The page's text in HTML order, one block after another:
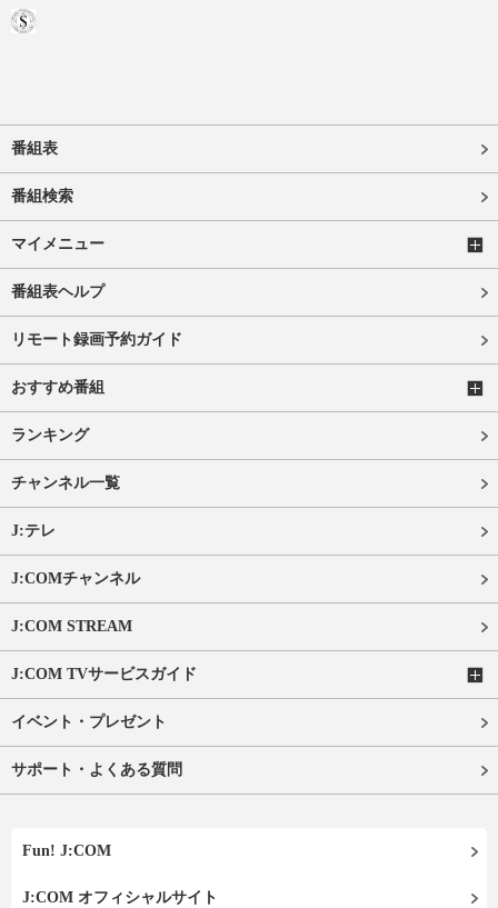
番組表
番組検索
マイメニュー
番組表ヘルプ
リモート録画予約ガイド
おすすめ番組
ランキング
チャンネル一覧
J:テレ
J:COMチャンネル
J:COM STREAM
J:COM TVサービスガイド
イベント・プレゼント
サポート・よくある質問
Fun! J:COM
J:COM オフィシャルサイト